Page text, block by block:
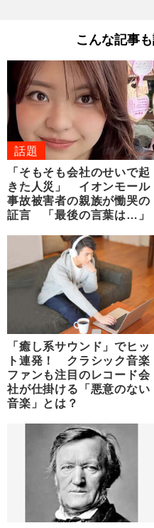
こんな記事
話題
「そもそも会社のせいで起
きた人災」 イオンモール
事故被害者の親族が慟哭の
証言 「最後の言葉は…」
「癒し系サウンド」でヒッ
ト連発！ クラシック音楽
ファンも注目のレコード会
社が仕掛ける「悪意のない
音楽」とは？